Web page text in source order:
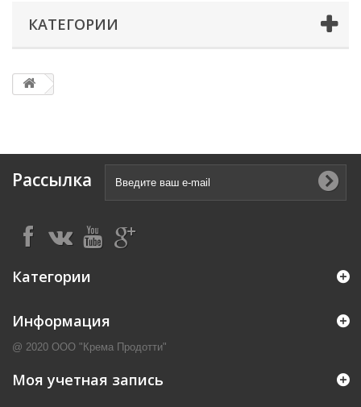
КАТЕГОРИИ
Рассылка
Категории
Информация
@ 2020 ООО "Крема Продотти"
Моя учетная запись